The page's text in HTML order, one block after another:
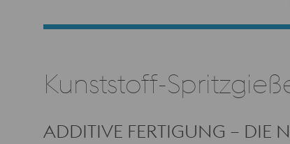
Kunststoff-
ADDITIVE FERTIGUNG – DIE